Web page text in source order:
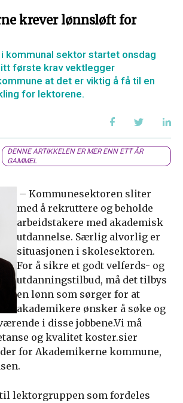
krever lønnsløft for
kommunal sektor startet onsdag
første krav vektlegger
at det er viktig å få til en
for lektorene.
DENNE ARTIKKELEN ER MER ENN ETT ÅR
GAMMEL
– Kommunesektoren sliter
med å rekruttere og beholde
arbeidstakere med akademisk
utdannelse. Særlig alvorlig er
situasjonen i skolesektoren.
For å sikre et godt velferds- og
utdanningstilbud, må det tilbys
en lønn som sørger for at
akademikere ønsker å søke og
i disse jobbene.Vi må
og kvalitet koster.sier
for Akademikerne kommune,
lektorgruppen som fordeles